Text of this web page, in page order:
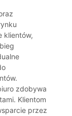
klientów,
zdobywa
Klientom
przez